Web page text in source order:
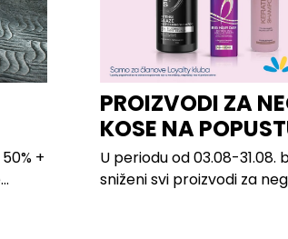
+
PROIZVODI ZA
KOSE NA
LILLY
U periodu od 03.08-31.08.
sniženi svi proizvodi za